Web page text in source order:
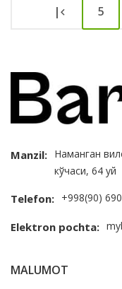
| 5
Manzil: Наманган
кўчаси, 64 уй
Telefon: +998(90)
Elektron pochta:
MALUMOT